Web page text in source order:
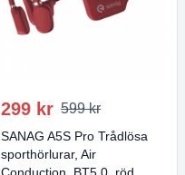
299 kr 599 kr
SANAG A5S Pro Trådlösa
sporthörlurar, Air